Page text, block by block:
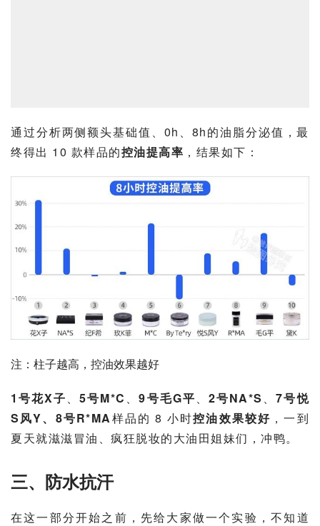
通过分析两侧额头基础值、0h、8h的油脂分泌值，最
终得出 10 款样品的控油提高率 ，结果如下：
注：柱子越高，控油效果越好
1号花X子、5号M*C 、9号毛G平、 2号NA*S 、7号悦
S风Y、8号R*MA样品的 8 小时控油效果较好 ，一到
夏天就滋滋冒油、疯狂脱妆的大油田姐妹们，冲鸭。
三、防水抗汗
在这一部分开始之前，先给大家做一个实验，不知道